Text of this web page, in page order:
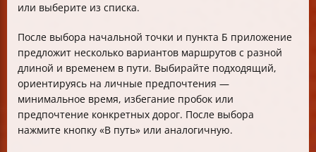
или выберите из списка.
После выбора начальной точки и пункта Б приложение
предложит несколько вариантов маршрутов с разной
длиной и временем в пути. Выбирайте подходящий,
ориентируясь на личные предпочтения —
минимальное время, избегание пробок или
предпочтение конкретных дорог. После выбора
нажмите кнопку «В путь» или аналогичную.